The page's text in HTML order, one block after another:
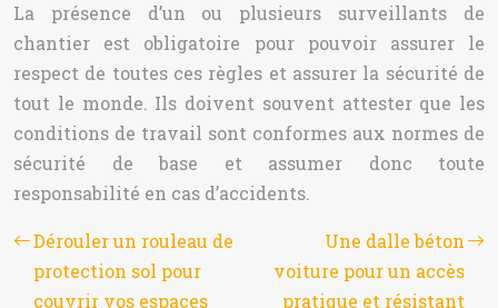
La présence d’un ou plusieurs surveillants de
chantier est obligatoire pour pouvoir assurer le
respect de toutes ces règles et assurer la sécurité de
tout le monde. Ils doivent souvent attester que les
conditions de travail sont conformes aux normes de
sécurité de base et assumer donc toute
responsabilité en cas d’accidents.
Dérouler un rouleau de
protection sol pour
couvrir vos espaces
Une dalle béton
voiture pour un accès
pratique et résistant